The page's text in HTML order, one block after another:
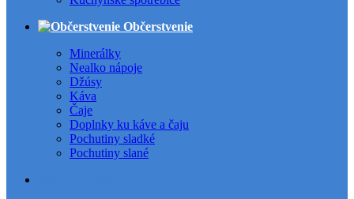
Občerstvenie
Minerálky
Nealko nápoje
Džúsy
Káva
Čaje
Doplnky ku káve a čaju
Pochutiny sladké
Pochutiny slané